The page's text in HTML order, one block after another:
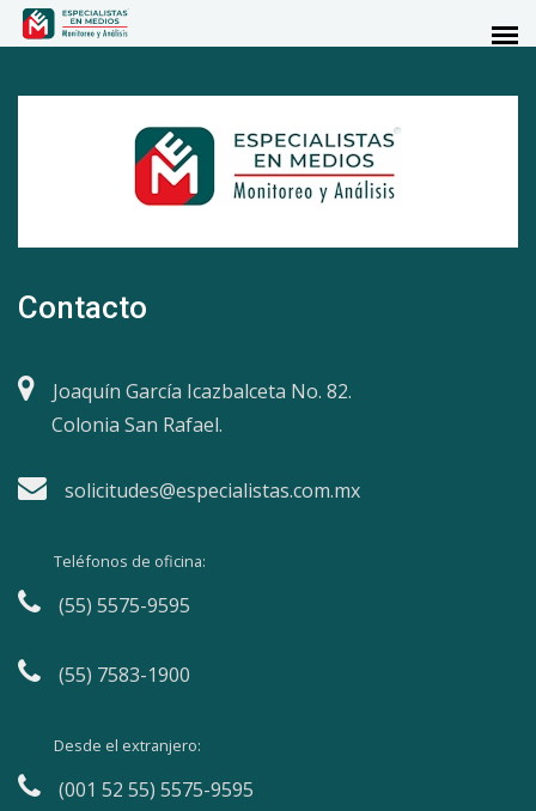
Contacto
Joaquín García Icazbalceta No. 82.
Colonia San Rafael.
solicitudes@especialistas.com.mx
Teléfonos de oficina:
(55) 5575-9595
(55) 7583-1900
Desde el extranjero:
(001 52 55) 5575-9595